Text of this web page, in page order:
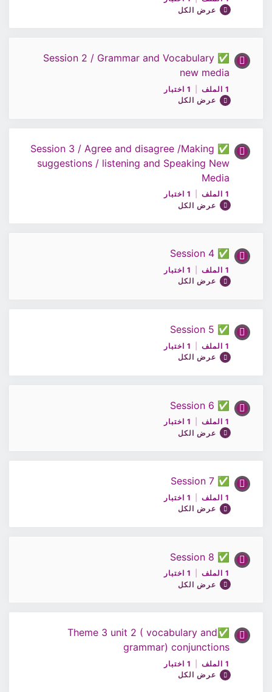
عرض الكل
محتوى الدرس
0% مكتمل
اختبار1 / اللغة الإنجليزية 10
✅ Session 2 / Grammar and Vocabulary
new media
1 الملف
1 اختبار
عرض الكل
محتوى الدرس
0% مكتمل 0/1 Steps
ملف الحصة2/اللغة الإنجليزية10
اختبار2 / اللغة الإنجليزية 10
✅ Session 3 / Agree and disagree /Making
suggestions / listening and Speaking New
Media
1 الملف
1 اختبار
عرض الكل
محتوى الدرس
0% مكتمل 0/1 Steps
اختبار3 / اللغة الإنجليزية 10
✅ Session 4
1 الملف
1 اختبار
عرض الكل
محتوى الدرس
0% مكتمل 0/1 Steps
اختبار4/اللغة الإنجليزية10
✅ Session 5
1 الملف
1 اختبار
عرض الكل
محتوى الدرس
0% مكتمل 0/1 Steps
اختبار5/اللغة الإنجليزية10
✅ Session 6
1 الملف
1 اختبار
عرض الكل
محتوى الدرس
0% مكتمل 0/1 Steps
اختبار6/اللغة الإنجليزية10
✅ Session 7
1 الملف
1 اختبار
عرض الكل
محتوى الدرس
0% مكتمل 0/1 Steps
اختبار7/اللغة الإنجليزية10
✅ Session 8
1 الملف
1 اختبار
عرض الكل
محتوى الدرس
0% مكتمل 0/1 Steps
✅Theme 3 unit 2 ( vocabulary and
grammar) conjunctions
1 الملف
1 اختبار
عرض الكل